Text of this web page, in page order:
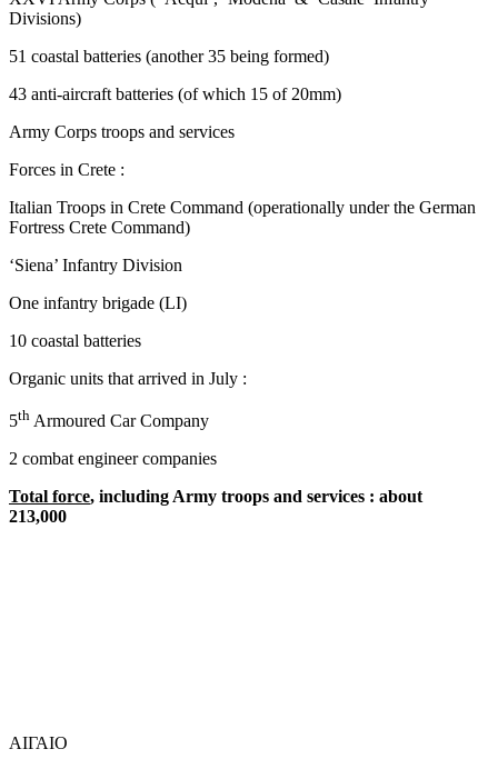
Divisions)
51 coastal batteries (another 35 being formed)
43 anti-aircraft batteries (of which 15 of 20mm)
Army Corps troops and services
Forces in Crete :
Italian Troops in Crete Command (operationally under the German
Fortress Crete Command)
‘Siena’ Infantry Division
One infantry brigade (LI)
10 coastal batteries
Organic units that arrived in July :
5th Armoured Car Company
2 combat engineer companies
Total force, including Army troops and services : about
213,000
ΑΙΓΑΙΟ